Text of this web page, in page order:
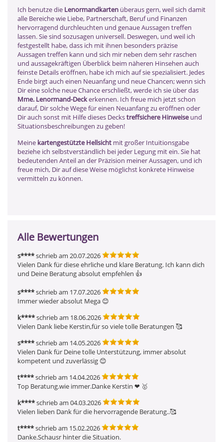
Ich benutze die Lenormandkarten überaus gern, weil sich damit
alle Bereiche wie Liebe, Partnerschaft, Beruf und Finanzen
hervorragend durchleuchten und genaue Aussagen treffen
lassen. Sie sind sozusagen universell. Deswegen, und weil ich
festgestellt habe, dass ich mit ihnen besonders präzise
Aussagen treffen kann und sich mir neben dem sehr raschen
und aussagekräftigen Überblick beim näheren Hinsehen auch
feinste Details eröffnen, habe ich mich auf sie spezialisiert. Jedes
Ende birgt auch einen Neuanfang und neue Chancen; wenn sich
Dir eine solche neue Chance erschließt, werde ich sie über das
Mme. Lenormand-Deckerkennen. Ich freue mich jetzt schon
darauf, Dir solche Wege für einen Neuanfang zu eröffnen oder
Dir auch sonst mit Hilfe dieses Deckstreffsichere Hinweiseund
Situationsbeschreibungen zu geben!
Meine kartengestützte Hellsicht mit großer Intuitionsgabe
beziehe ich selbstverständlich bei jeder Legung mit ein. Sie hat
bedeutenden Anteil an der Präzision meiner Aussagen, und ich
freue mich, Dir auf diese Weise möglichst konkrete Hinweise
vermitteln zu können.
Alle Bewertungen
s****schrieb am 20.07.2026
Vielen Dank für diese ehrliche und klare Beratung. Ich kann dich
und Deine Beratung absolut empfehlen 👍
s****schrieb am 17.07.2026
Immer wieder absolut Mega 😊
k****schrieb am 18.06.2026
Vielen Dank liebe Kerstin,für so viele tolle Beratungen 🥰
s****schrieb am 14.05.2026
Vielen Dank für Deine tolle Unterstützung, immer absolut
kompetent und zuverlässig 😊
t****schrieb am 14.04.2026
Top Beratung.wie immer.Danke Kerstin ❤ ️🥇
k****schrieb am 04.03.2026
Vielen lieben Dank für die hervorragende Beratung..🥰
t****schrieb am 15.02.2026
Danke.Schausr hinter die Situation.